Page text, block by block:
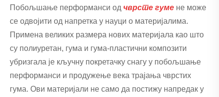
Побољшање перформанси од чврсте гуме не може
се одвојити од напретка у науци о материјалима.
Примена великих размера нових материјала као што
су полиуретан, гума и гума-пластични композити
убризгала је кључну покретачку снагу у побољшање
перформанси и продужење века трајања чврстих
гума. Ови материјали не само да постижу напредак у